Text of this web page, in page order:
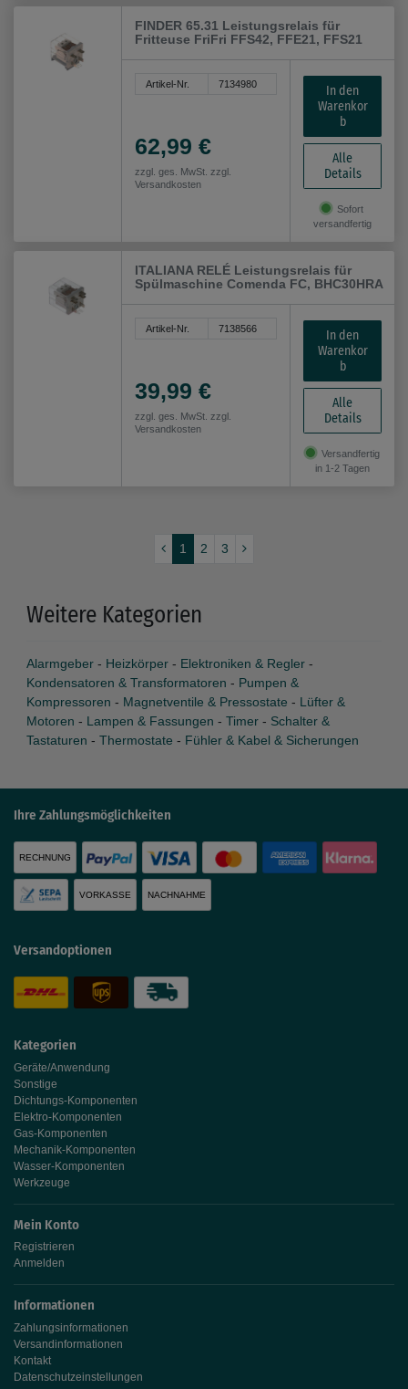
FINDER 65.31 Leistungsrelais für
Fritteuse FriFri FFS42, FFE21, FFS21
Artikel-Nr. 7134980
62,99 €
zzgl. ges. MwSt. zzgl.
Versandkosten
In den
Warenkor
b
Alle
Details
Sofort
versandfertig
ITALIANA RELÉ Leistungsrelais für
Spülmaschine Comenda FC, BHC30HRA
Artikel-Nr. 7138566
39,99 €
zzgl. ges. MwSt. zzgl.
Versandkosten
In den
Warenkor
b
Alle
Details
Versandfertig
in 1-2 Tagen
1 2 3
Weitere Kategorien
Alarmgeber - Heizkörper - Elektroniken & Regler -
Kondensatoren & Transformatoren - Pumpen &
Kompressoren - Magnetventile & Pressostate - Lüfter &
Motoren - Lampen & Fassungen - Timer - Schalter &
Tastaturen - Thermostate - Fühler & Kabel & Sicherungen
Kategorien
Geräte/Anwendung
Sonstige
Dichtungs-Komponenten
Elektro-Komponenten
Gas-Komponenten
Mechanik-Komponenten
Wasser-Komponenten
Werkzeuge
Mein Konto
Registrieren
Anmelden
Informationen
Zahlungsinformationen
Versandinformationen
Kontakt
Datenschutzeinstellungen
Ihre Zahlungsmöglichkeiten
RECHNUNG
VORKASSE NACHNAHME
Versandoptionen